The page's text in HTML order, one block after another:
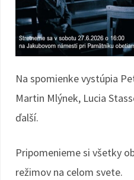
Na spomienke vystúpia
Martin Mlýnek, Lucia
ďalší.
Pripomenieme si všetky
režimov na celom svete.